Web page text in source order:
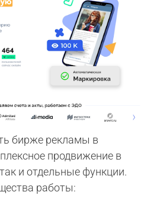
бирже рекламы в
продвижение в
и отдельные функции.
работы: